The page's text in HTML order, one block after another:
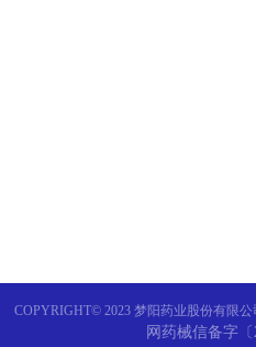
COPYRIGHT© 2023 梦阳药业股份有限
网药械信备字〔